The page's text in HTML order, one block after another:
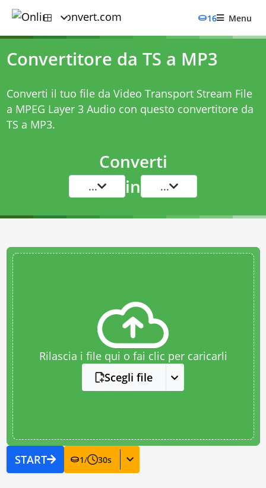
16 Menu
Convertitore da TS a MP3
Converti il tuo file da Video Transport Stream File
a MPEG Layer 3 Audio con questo convertitore da
TS a MP3.
Converti
... in ...
Rilascia i file qui o fai clic per caricarli
Scegli file
START 1/ 30s